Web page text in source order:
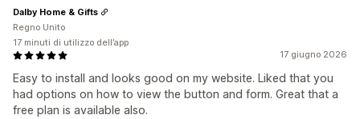
17 giugno 2026
Easy to install and looks good on my website. Liked that you
had options on how to view the button and form. Great that a
free plan is available also.
Dalby Home & Gifts
Regno Unito
17 minuti di utilizzo dell’app